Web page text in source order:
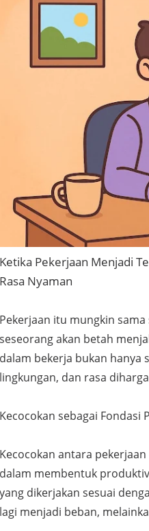
Ketika Pekerjaan Menjadi
Rasa Nyaman
Pekerjaan itu mungkin
seseorang akan betah
dalam bekerja bukan hanya
lingkungan, dan rasa
Kecocokan sebagai Fondasi
Kecocokan antara
dalam membentuk
yang dikerjakan sesuai
lagi menjadi beban,